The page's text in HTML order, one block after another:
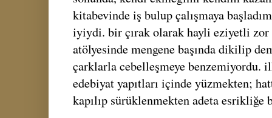
kitabevinde iş bulup çalışmaya
iyiydi. bir çırak olarak hayli eziyetli
atölyesinde mengene başında dikilip
çarklarla cebelleşmeye benzemiyordu.
edebiyat yapıtları içinde yüzmekten;
kapılıp sürüklenmekten adeta esrikliğe